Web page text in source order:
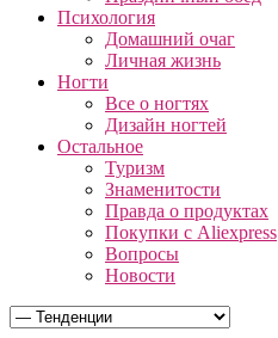
Психология
Домашний очаг
Личная жизнь
Ногти
Все о ногтях
Дизайн ногтей
Остальное
Туризм
Знаменитости
Правда о продуктах
Покупки с Aliexpress
Вопросы
Новости